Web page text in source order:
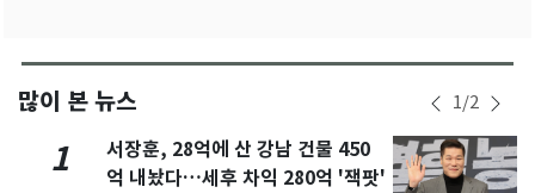
많이 본 뉴스 1/2
1
서장훈, 28억에 산 강남 건물 450
억 내놨다…세후 차익 280억 '잭팟'